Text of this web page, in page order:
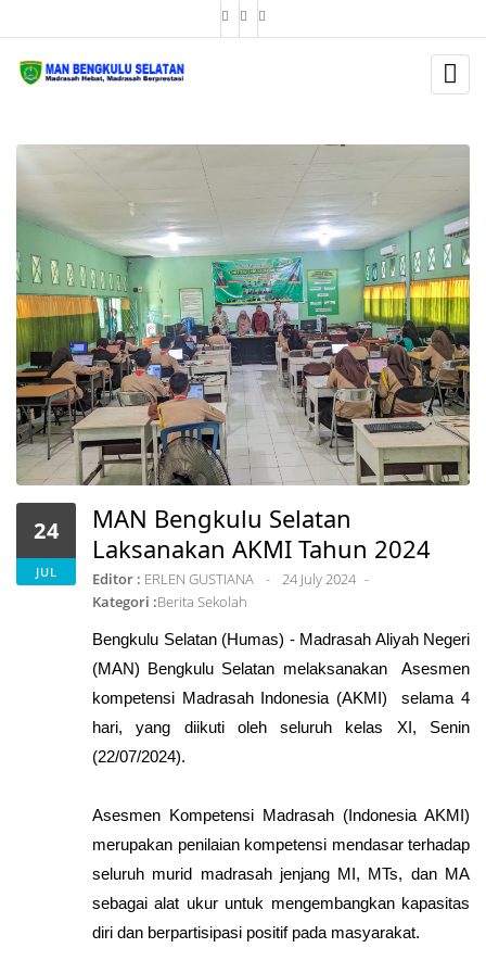
BERITA
24
JUL
MAN Bengkulu Selatan
Laksanakan AKMI Tahun 2024
Editor : ERLEN GUSTIANA
24 July 2024
Kategori :Berita Sekolah
Bengkulu Selatan (Humas) - Madrasah Aliyah Negeri
(MAN) Bengkulu Selatan melaksanakan Asesmen
kompetensi Madrasah Indonesia (AKMI) selama 4
hari, yang diikuti oleh seluruh kelas XI, Senin
(22/07/2024).
Asesmen Kompetensi Madrasah (Indonesia AKMI)
merupakan penilaian kompetensi mendasar terhadap
seluruh murid madrasah jenjang MI, MTs, dan MA
sebagai alat ukur untuk mengembangkan kapasitas
diri dan berpartisipasi positif pada masyarakat.